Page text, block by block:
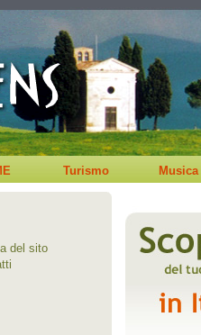
Turismo Musica
del sito